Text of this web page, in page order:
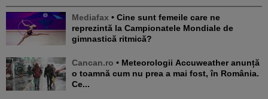
Mediafax • Cine sunt femeile care ne
reprezintă la Campionatele Mondiale de
gimnastică ritmică?
Cancan.ro • Meteorologii Accuweather anunță
o toamnă cum nu prea a mai fost, în România.
Ce...